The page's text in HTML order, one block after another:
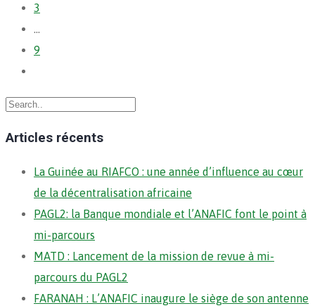
3
…
9
Articles récents
La Guinée au RIAFCO : une année d’influence au cœur
de la décentralisation africaine
PAGL2: la Banque mondiale et l’ANAFIC font le point à
mi-parcours
MATD : Lancement de la mission de revue à mi-
parcours du PAGL2
FARANAH : L’ANAFIC inaugure le siège de son antenne